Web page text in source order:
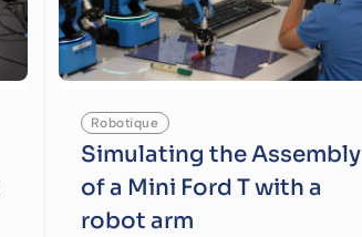
Robotique
Simulating the Assembly
of a Mini Ford T with a
robot arm